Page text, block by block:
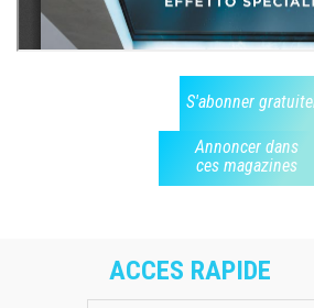
S'abonner
Annoncer dans
ces magazines
ACCES RAPIDE